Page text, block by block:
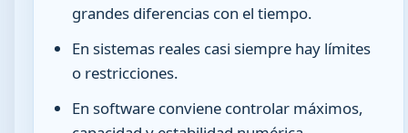
grandes diferencias con el tiempo.
En sistemas reales casi siempre hay límites
o restricciones.
En software conviene controlar máximos,